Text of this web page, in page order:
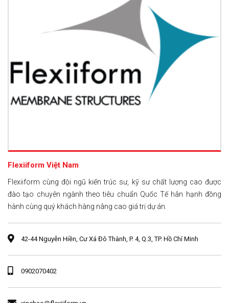
Flexiiform Việt Nam
Flexiiform cùng đội ngũ kiến trúc sư, kỹ sư chất lượng cao được
đào tạo chuyên ngành theo tiêu chuẩn Quốc Tế hân hạnh đồng
hành cùng quý khách hàng nâng cao giá trị dự án.
42-44 Nguyễn Hiền, Cư Xá Đô Thành, P. 4, Q.3, TP. Hồ Chí Minh
0902070402